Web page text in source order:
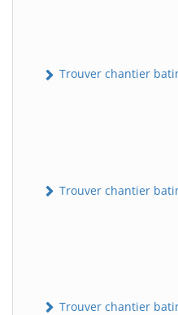
Trouver chantier
Trouver chantier
Trouver chantier